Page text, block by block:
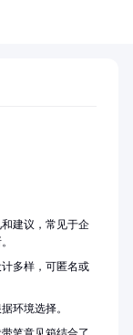
建议，常见于企
多样，可匿名或
环境选择。